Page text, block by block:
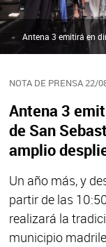
NOTA DE PRENSA 22/
Antena 3
de San
amplio
Un año más, y
partir de las
realizará la
municipio